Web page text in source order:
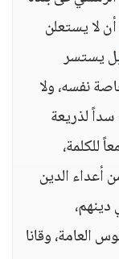
لا يستعلن
يستسر
نفسه، ولا
سداً لذريعة
للكلمة،
أعداء الدين
العامة، وقانا